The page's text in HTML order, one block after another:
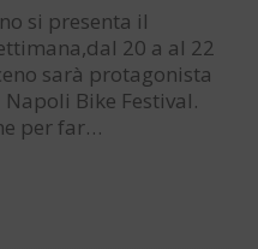
si presenta il
20 a al 22
sarà protagonista
Bike Festival.
per far…